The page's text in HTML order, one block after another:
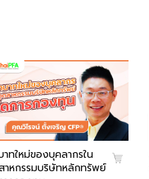
ทใหม่ของบุคลากรใน
าหกรรมบริษัทหลักทรัพย์